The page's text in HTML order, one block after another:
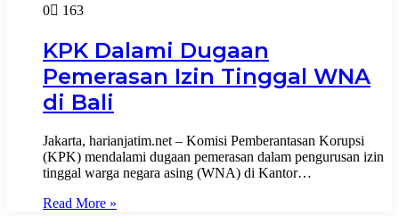
0
163
KPK Dalami Dugaan
Pemerasan Izin Tinggal WNA
di Bali
Jakarta, harianjatim.net – Komisi Pemberantasan Korupsi
(KPK) mendalami dugaan pemerasan dalam pengurusan izin
tinggal warga negara asing (WNA) di Kantor…
Read More »